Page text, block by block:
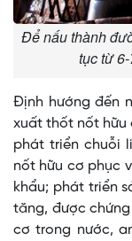
Để nấu thành
tục từ
Định hướng đến
xuất thốt nốt hữu
phát triển chuỗi
nốt hữu cơ phục
khẩu; phát triển
tăng, được
cơ trong nước,